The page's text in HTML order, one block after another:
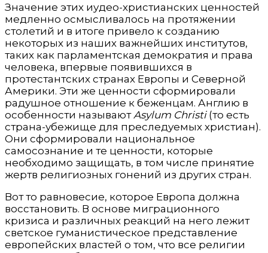
Значение этих иудео-христианских ценностей
медленно осмысливалось на протяжении
столетий и в итоге привело к созданию
некоторых из наших важнейших институтов,
таких как парламентская демократия и права
человека, впервые появившихся в
протестантских странах Европы и Северной
Америки. Эти же ценности сформировали
радушное отношение к беженцам. Англию в
особенности называют Asylum Christi(то есть
страна-убежище для преследуемых христиан).
Они сформировали национальное
самосознание и те ценности, которые
необходимо защищать, в том числе принятие
жертв религиозных гонений из других стран.
Вот то равновесие, которое Европа должна
восстановить. В основе миграционного
кризиса и различных реакций на него лежит
светское гуманистическое представление
европейских властей о том, что все религии